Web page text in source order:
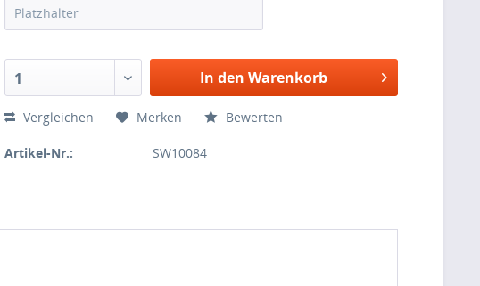
1 In den Warenkorb
Vergleichen Merken Bewerten
Artikel-Nr.: SW10084